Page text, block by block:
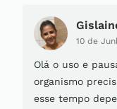
10 de
Olá o uso e
organismo
esse tempo